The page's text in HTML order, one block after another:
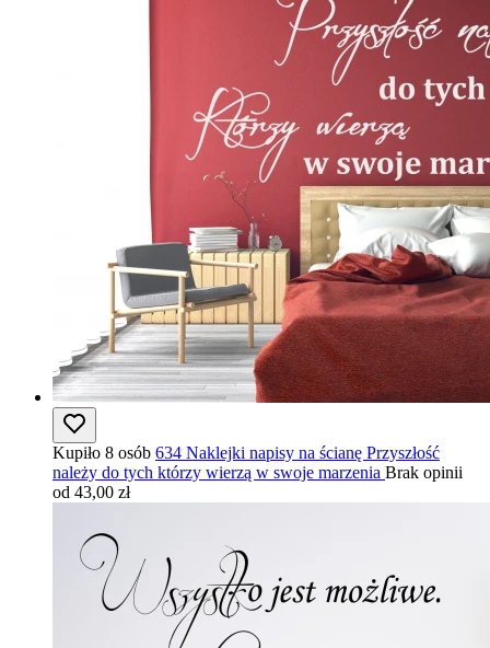
Kupiło 8 osób 634 Naklejki napisy na ścianę Przyszłość
należy do tych którzy wierzą w swoje marzenia Brak opinii
od 43,00 zł